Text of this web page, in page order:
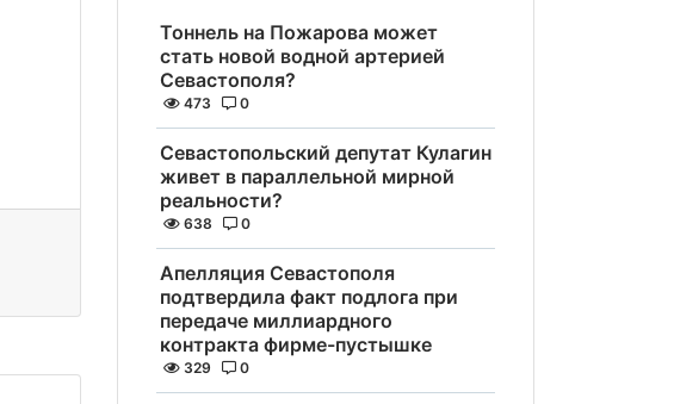
Тоннель на Пожарова может
стать новой водной артерией
Севастополя?
473 0
Севастопольский депутат Кулагин
живет в параллельной мирной
реальности?
638 0
Апелляция Севастополя
подтвердила факт подлога при
передаче миллиардного
контракта фирме-пустышке
329 0